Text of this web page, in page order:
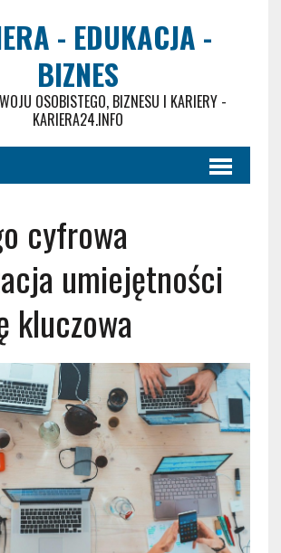
- EDUKACJA -
BIZNES
OSOBISTEGO, BIZNESU I KARIERY -
KARIERA24.INFO
cyfrowa
umiejętności
kluczowa